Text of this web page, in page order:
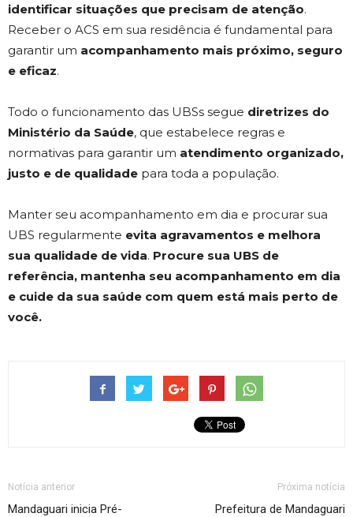
identificar situações que precisam de atenção.
Receber o ACS em sua residência é fundamental para
garantir um acompanhamento mais próximo, seguro
e eficaz.
Todo o funcionamento das UBSs segue diretrizes do
Ministério da Saúde, que estabelece regras e
normativas para garantir um atendimento organizado,
justo e de qualidade para toda a população.
Manter seu acompanhamento em dia e procurar sua
UBS regularmente evita agravamentos e melhora
sua qualidade de vida. Procure sua UBS de
referência, mantenha seu acompanhamento em dia
e cuide da sua saúde com quem está mais perto de
você.
Notícia anterior
Mandaguari inicia Pré-
Próxima notícia
Prefeitura de Mandaguari